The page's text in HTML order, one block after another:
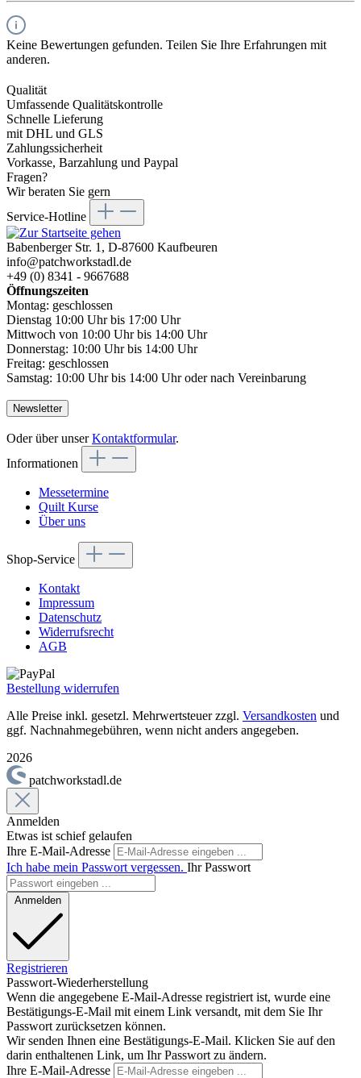
Keine Bewertungen gefunden. Teilen Sie Ihre Erfahrungen mit
anderen.
Qualität
Umfassende Qualitätskontrolle
Schnelle Lieferung
mit DHL und GLS
Zahlungssicherheit
Vorkasse, Barzahlung und Paypal
Fragen?
Wir beraten Sie gern
Service-Hotline
Babenberger Str. 1, D-87600 Kaufbeuren
info@patchworkstadl.de
+49 (0) 8341 - 9667688
Öffnungszeiten
Montag: geschlossen
Dienstag 10:00 Uhr bis 17:00 Uhr
Mittwoch von 10:00 Uhr bis 14:00 Uhr
Donnerstag: 10:00 Uhr bis 14:00 Uhr
Freitag: geschlossen
Samstag: 10:00 Uhr bis 14:00 Uhr oder nach Vereinbarung
Newsletter
Oder über unserKontaktformular.
Informationen
Messetermine
Quilt Kurse
Über uns
Shop-Service
Kontakt
Impressum
Datenschutz
Widerrufsrecht
AGB
Bestellung widerrufen
Alle Preise inkl. gesetzl. Mehrwertsteuer zzgl. Versandkosten und
ggf. Nachnahmegebühren, wenn nicht anders angegeben.
2026
patchworkstadl.de
Anmelden
Etwas ist schief gelaufen
Ihre E-Mail-Adresse
Ich habe mein Passwort vergessen. Ihr Passwort
Anmelden
Registrieren
Passwort-Wiederherstellung
Wenn die angegebene E-Mail-Adresse registriert ist, wurde eine
Bestätigungs-E-Mail mit einem Link versandt, mit dem Sie Ihr
Passwort zurücksetzen können.
Wir senden Ihnen eine Bestätigungs-E-Mail. Klicken Sie auf den
darin enthaltenen Link, um Ihr Passwort zu ändern.
Ihre E-Mail-Adresse